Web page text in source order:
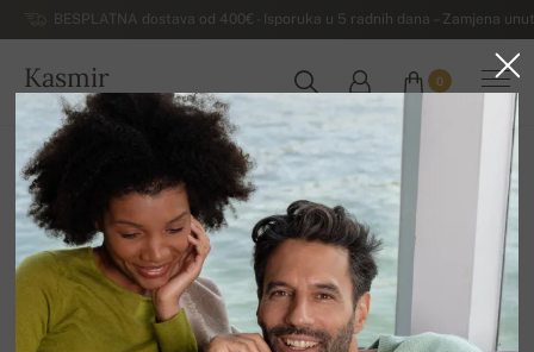
BESPLATNA dostava od 400€ - Isporuka u 5 radnih dana – Zamjena
Kasmir
HRVATSKA
0
Kuća
Luksuzni ženski džemperi od kašmira
Ženske dolčevite od kašmira